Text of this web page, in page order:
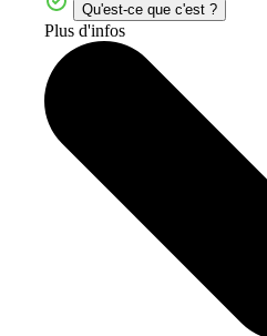
Qu'est-ce que c'est ?
Plus d'infos